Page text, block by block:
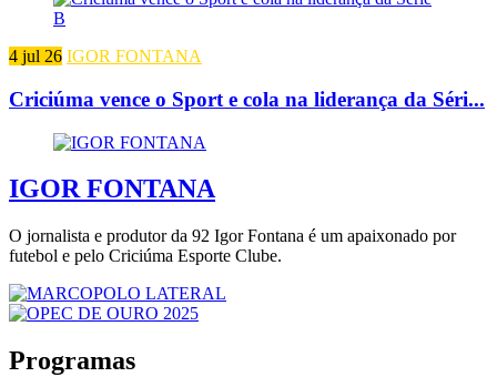
4 jul 26 IGOR FONTANA
Criciúma vence o Sport e cola na liderança da Séri...
IGOR FONTANA
O jornalista e produtor da 92 Igor Fontana é um apaixonado por
futebol e pelo Criciúma Esporte Clube.
Programas